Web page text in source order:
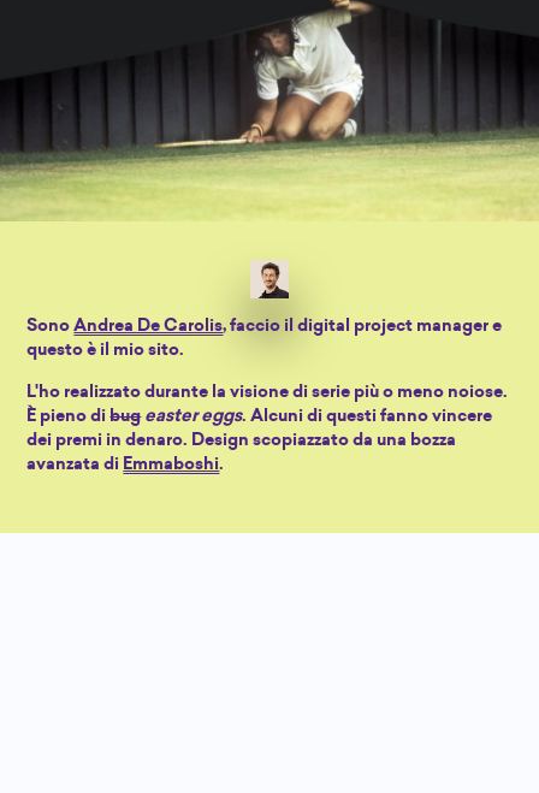
SonoAndrea De Carolis, faccio il digital project manager e
questo è il mio sito.
L'ho realizzato durante la visione di serie più o meno noiose.
È pieno dibug easter eggs. Alcuni di questi fanno vincere
dei premi in denaro. Design scopiazzato da una bozza
avanzata di Emmaboshi.